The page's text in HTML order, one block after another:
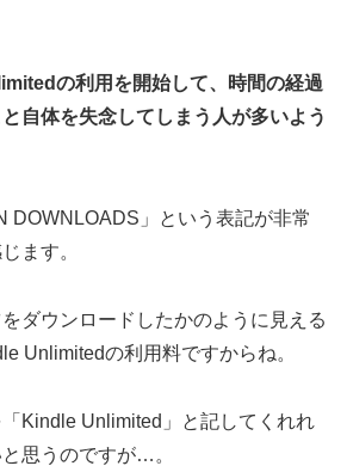
の利用を開始して、時間の経過
自体を失念してしまう人が多いよう
DOWNLOADS」という表記が非常
ます。
ダウンロードしたかのように見える
Unlimitedの利用料ですからね。
Kindle Unlimited」と記してくれれ
思うのですが…。